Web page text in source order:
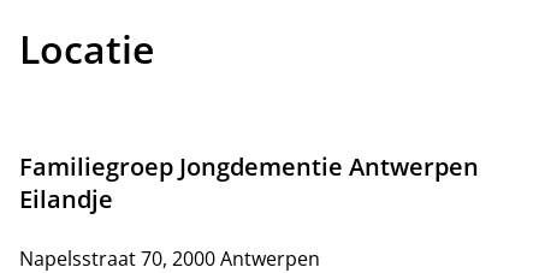
Locatie
Familiegroep Jongdementie Antwerpen
Eilandje
Napelsstraat 70, 2000 Antwerpen